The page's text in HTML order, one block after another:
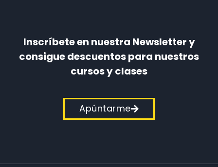
Inscríbete en nuestra Newsletter y
consigue descuentos para nuestros
cursos y clases
Apúntarme